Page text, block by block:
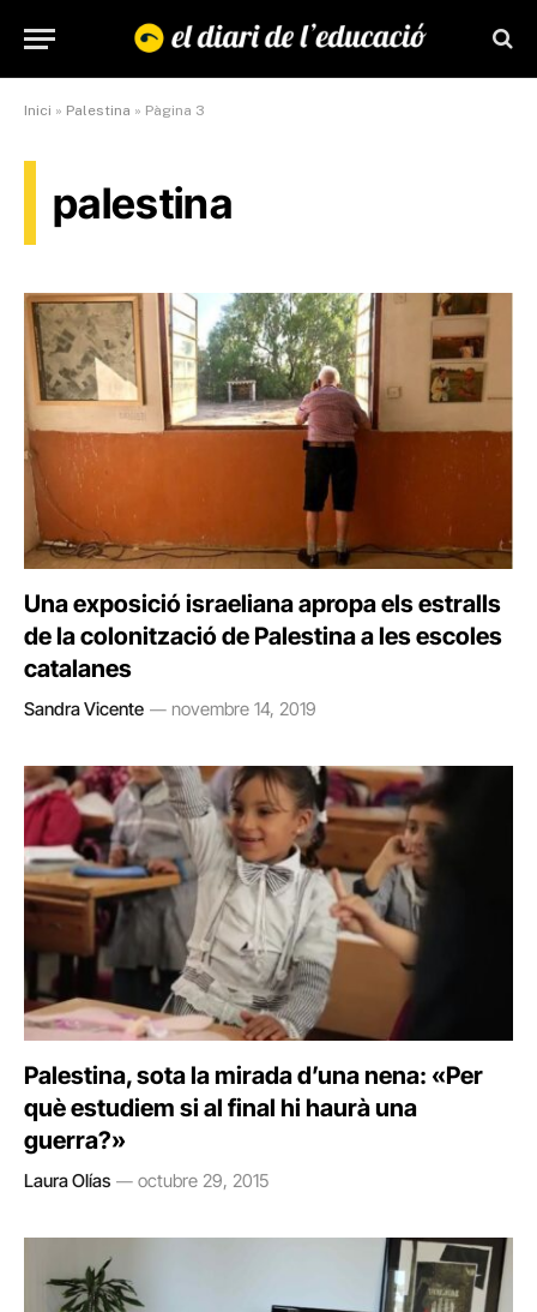
Inici » Palestina » Pàgina 3
palestina
Una exposició israeliana apropa els estralls
de la colonització de Palestina a les escoles
catalanes
Sandra Vicente novembre 14, 2019
Palestina, sota la mirada d’una nena: «Per
què estudiem si al final hi haurà una
guerra?»
Laura Olías octubre 29, 2015